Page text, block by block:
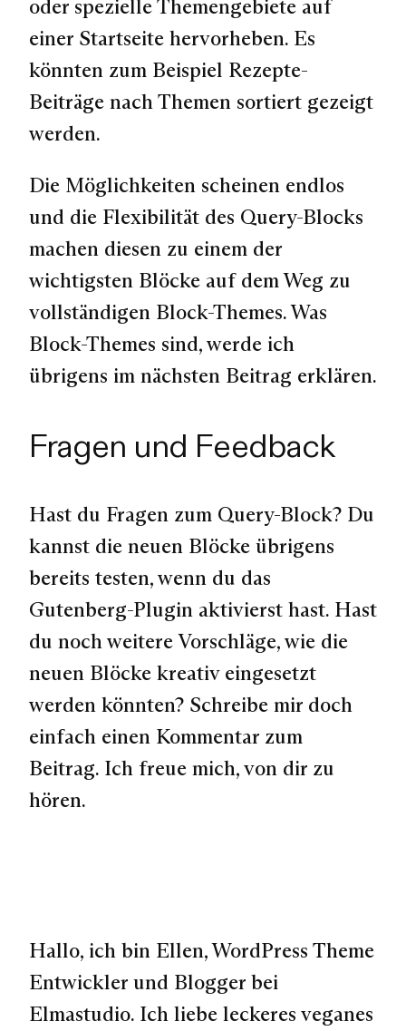
oder spezielle Themengebiete auf
einer Startseite hervorheben. Es
könnten zum Beispiel Rezepte-
Beiträge nach Themen sortiert gezeigt
werden.
Die Möglichkeiten scheinen endlos
und die Flexibilität des Query-Blocks
machen diesen zu einem der
wichtigsten Blöcke auf dem Weg zu
vollständigen Block-Themes. Was
Block-Themes sind, werde ich
übrigens im nächsten Beitrag erklären.
Fragen und Feedback
Hast du Fragen zum Query-Block? Du
kannst die neuen Blöcke übrigens
bereits testen, wenn du das
Gutenberg-Plugin aktivierst hast. Hast
du noch weitere Vorschläge, wie die
neuen Blöcke kreativ eingesetzt
werden könnten? Schreibe mir doch
einfach einen Kommentar zum
Beitrag. Ich freue mich, von dir zu
hören.
Hallo, ich bin Ellen, WordPress Theme
Entwickler und Blogger bei
Elmastudio. Ich liebe leckeres veganes